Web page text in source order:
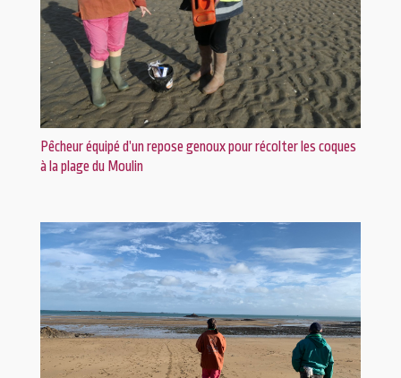
Pêcheur équipé d’un repose genoux pour récolter les coques
à la plage du Moulin